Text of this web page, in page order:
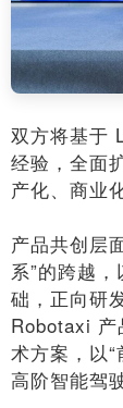
双方将基于
经验，全面
产化、商业
产品共创层
系”的跨越
础，正向研
Robotaxi 产
术方案，以
高阶智能驾